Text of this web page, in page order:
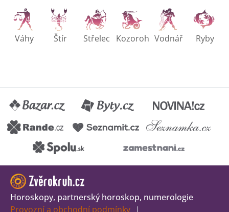
Váhy Štír Střelec Kozoroh Vodnář Ryby
Horoskopy, partnerský horoskop, numerologie
Provozní a obchodní podmínky